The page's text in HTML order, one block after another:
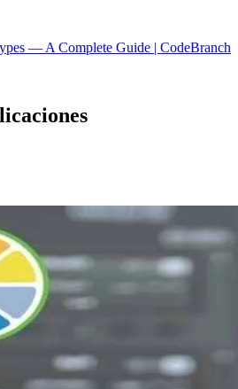
— A Complete Guide | CodeBranch